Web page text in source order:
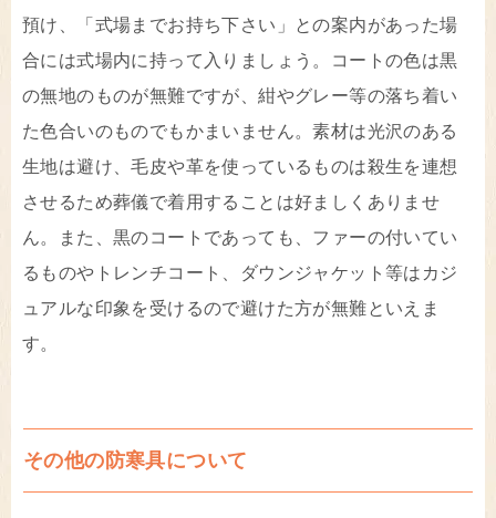
預け、「式場までお持ち下さい」との案内があった場
合には式場内に持って入りましょう。コートの色は黒
の無地のものが無難ですが、紺やグレー等の落ち着い
た色合いのものでもかまいません。素材は光沢のある
生地は避け、毛皮や革を使っているものは殺生を連想
させるため葬儀で着用することは好ましくありませ
ん。また、黒のコートであっても、ファーの付いてい
るものやトレンチコート、ダウンジャケット等はカジ
ュアルな印象を受けるので避けた方が無難といえま
す。
その他の防寒具について